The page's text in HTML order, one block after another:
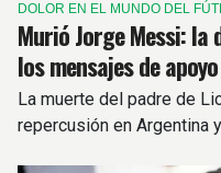
DOLOR EN EL MUNDO DEL
Murió Jorge Messi: la
los mensajes de
La muerte del padre de
repercusión en Argentina